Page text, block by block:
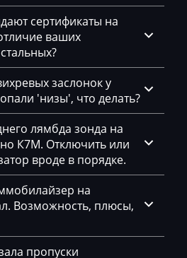
сертификаты на
ваших
заслонок у
'низы', что делать?
лямбда зонда на
К7М. Отключить или
вроде в порядке.
на
Возможность, плюсы,
пропуски